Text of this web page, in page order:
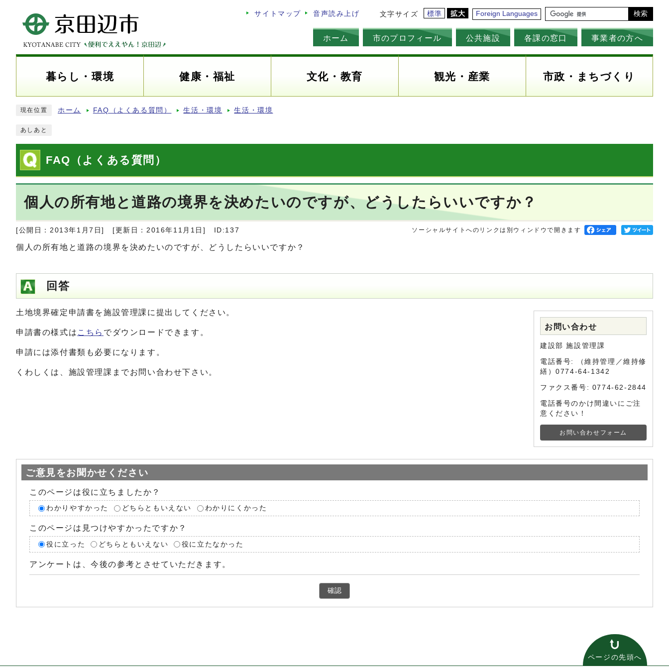
サイトマップ 音声読み上げ 文字サイズ 標準 拡大 Foreign Languages 検索
ホーム 市のプロフィール 公共施設 各課の窓口 事業者の方へ
暮らし・環境 健康・福祉 文化・教育 観光・産業 市政・まちづくり
現在位置 ホーム FAQ（よくある質問） 生活・環境 生活・環境
あしあと
FAQ（よくある質問）
個人の所有地と道路の境界を決めたいのですが、どうしたらいいですか？
[公開日：2013年1月7日] [更新日：2016年11月1日] ID:137 ソーシャルサイトへのリンクは別ウィンドウで開きます
個人の所有地と道路の境界を決めたいのですが、どうしたらいいですか？
回答
土地境界確定申請書を施設管理課に提出してください。
申請書の様式は こちら でダウンロードできます。
申請には添付書類も必要になります。
くわしくは、施設管理課までお問い合わせ下さい。
お問い合わせ
建設部 施設管理課
電話番号: （維持管理／維持修
繕）0774-64-1342
ファクス番号: 0774-62-2844
電話番号のかけ間違いにご注
意ください！
お問い合わせフォーム
ご意見をお聞かせください
このページは役に立ちましたか？
わかりやすかった どちらともいえない わかりにくかった
このページは見つけやすかったですか？
役に立った どちらともいえない 役に立たなかった
アンケートは、今後の参考とさせていただきます。
確認
ページの先頭へ